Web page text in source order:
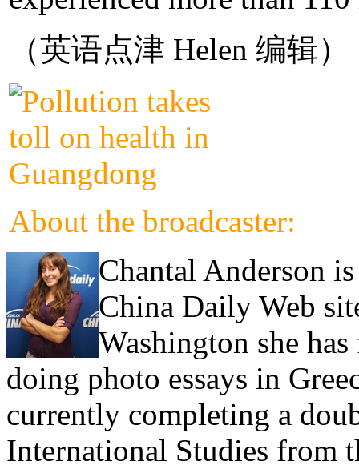
（英语点津 Helen 编辑）
About the broadcaster:
Chantal Anderson
China Daily Web
Washington she
doing photo essays in
currently completing a
International Studies from